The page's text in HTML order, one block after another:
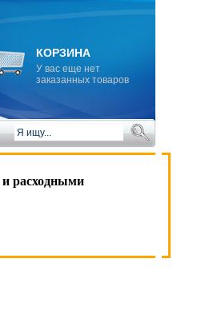
КОРЗИНА
У вас еще нет
заказанных товаров
расходными